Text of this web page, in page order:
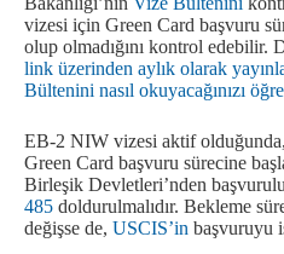
vizesi için Green Card başvuru
olup olmadığını kontrol edebilir.
link üzerinden aylık olarak
Bültenini nasıl okuyacağınızı
EB-2 NIW vizesi aktif
Green Card başvuru sürecine
Birleşik Devletleri’nden
485 doldurulmalıdır. Bekleme
değişse de, USCIS’in başvuruyu